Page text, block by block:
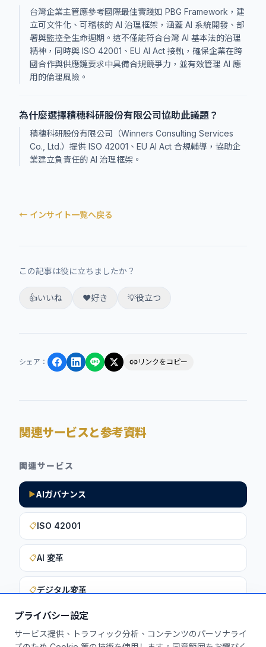
プライバシー設定
サービス提供、トラフィック分析、コンテンツのパーソナライ
台灣企業主管應參考國際最佳實踐如 PBG Framework，建
立可文件化、可稽核的 AI 治理框架，涵蓋 AI 系統開發、部
署與監控全生命週期。這不僅能符合台灣 AI 基本法的治理
精神，同時與 ISO 42001、EU AI Act 接軌，確保企業在跨
國合作與供應鏈要求中具備合規競爭力，並有效管理 AI 應
用的倫理風險。
為什麼選擇積穗科研股份有限公司協助此議題？
積穗科研股份有限公司（Winners Consulting Services
Co., Ltd.）提供 ISO 42001、EU AI Act 合規輔導，協助企
業建立負責任的 AI 治理框架。
← インサイト一覧へ戻る
この記事は役に立ちましたか？
👍いいね ❤️好き 💡役立つ
シェア ： リンクをコピー
関連サービスと参考資料
関連サービス
▶AIガバナンス
📋ISO 42001
📋AI 変革
📋デジタル変革